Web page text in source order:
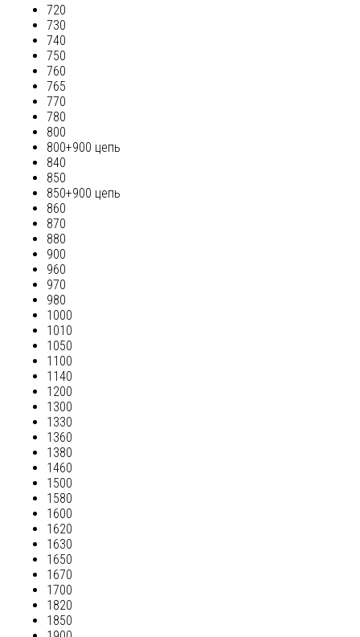
720
730
740
750
760
765
770
780
800
800+900 цепь
840
850
850+900 цепь
860
870
880
900
960
970
980
1000
1010
1050
1100
1140
1200
1300
1330
1360
1380
1460
1500
1580
1600
1620
1630
1650
1670
1700
1820
1850